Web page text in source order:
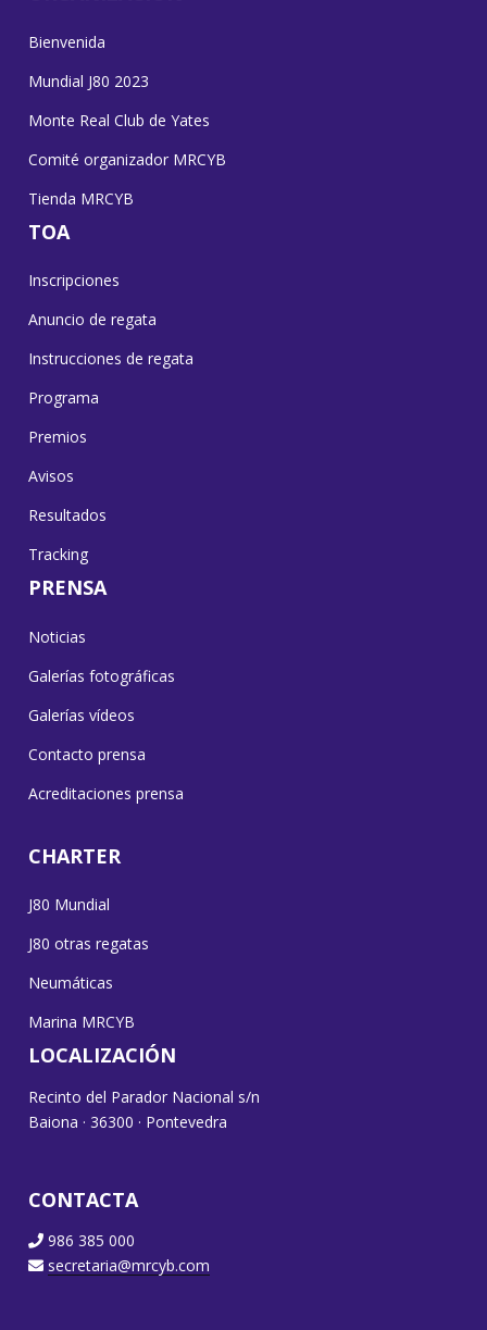
Bienvenida
Mundial J80 2023
Monte Real Club de Yates
Comité organizador MRCYB
Tienda MRCYB
TOA
Inscripciones
Anuncio de regata
Instrucciones de regata
Programa
Premios
Avisos
Resultados
Tracking
PRENSA
Noticias
Galerías fotográficas
Galerías vídeos
Contacto prensa
Acreditaciones prensa
CHARTER
J80 Mundial
J80 otras regatas
Neumáticas
Marina MRCYB
LOCALIZACIÓN
Recinto del Parador Nacional s/n
Baiona · 36300 · Pontevedra
CONTACTA
986 385 000
secretaria@mrcyb.com